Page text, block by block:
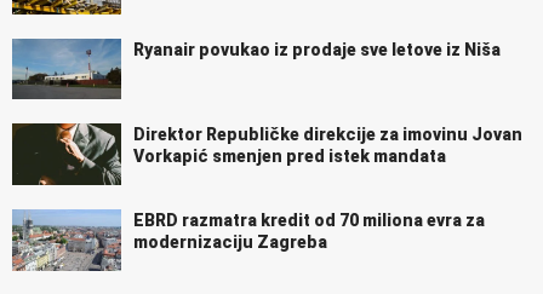
Ryanair povukao iz prodaje sve letove iz Niša
Direktor Republičke direkcije za imovinu Jovan
Vorkapić smenjen pred istek mandata
EBRD razmatra kredit od 70 miliona evra za
modernizaciju Zagreba